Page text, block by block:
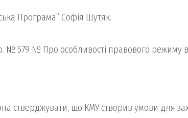
Програма” Софія Шутяк.
№ 579 № Про особливості правового
стверджувати, що КМУ створив умови для